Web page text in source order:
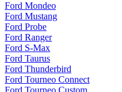
Ford Mondeo
Ford Mustang
Ford Probe
Ford Ranger
Ford S-Max
Ford Taurus
Ford Thunderbird
Ford Tourneo Connect
Ford Tourneo Custom